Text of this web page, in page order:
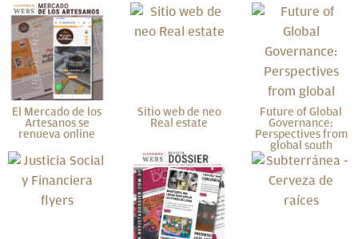
El Mercado de los
Artesanos se
renueva online
Sitio web de neo
Real estate
Future of Global
Governance:
Perspectives from
global south